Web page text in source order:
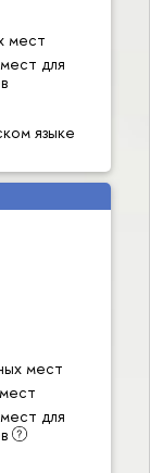
мест
для
языке
мест
для